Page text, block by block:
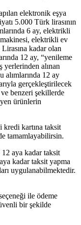
elektronik eşya
5.000 Türk lirasının
6 ay, elektrikli
makinesi, elektrikli ev
kadar olan
12 ay, “yenileme
yerlerinden alınan
alımlarında 12 ay
gerçekleştirilecek
benzeri şekillerde
ürünlerin
kredi kartına taksit
tamamlayabilirsin.
12 aya kadar taksit
kadar taksit yapma
uygulanabilmektedir.
ile ödeme
bir şekilde